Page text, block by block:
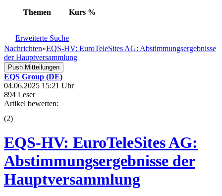
Themen Kurs %
Erweiterte Suche
Nachrichten»EQS-HV: EuroTeleSites AG: Abstimmungsergebnisse
der Hauptversammlung
Push Mitteilungen
EQS Group (DE)
04.06.2025 15:21 Uhr
894 Leser
Artikel bewerten:
(2)
EQS-HV: EuroTeleSites AG:
Abstimmungsergebnisse der
Hauptversammlung